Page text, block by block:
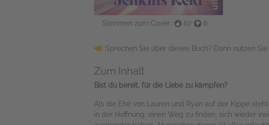
Stimmen zum Cover: 67 6
Sprechen Sie über dieses Buch? Dann nutzen
Zum Inhalt
Bist du bereit, für die Liebe zu kämpfen?
Als die Ehe von Lauren und Ryan auf der Kippe
in der Hoffnung, einen Weg zu finden, sich wieder